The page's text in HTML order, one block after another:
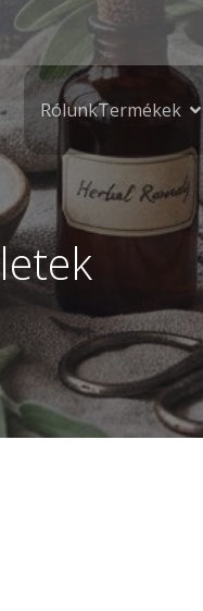
RólunkTermékek